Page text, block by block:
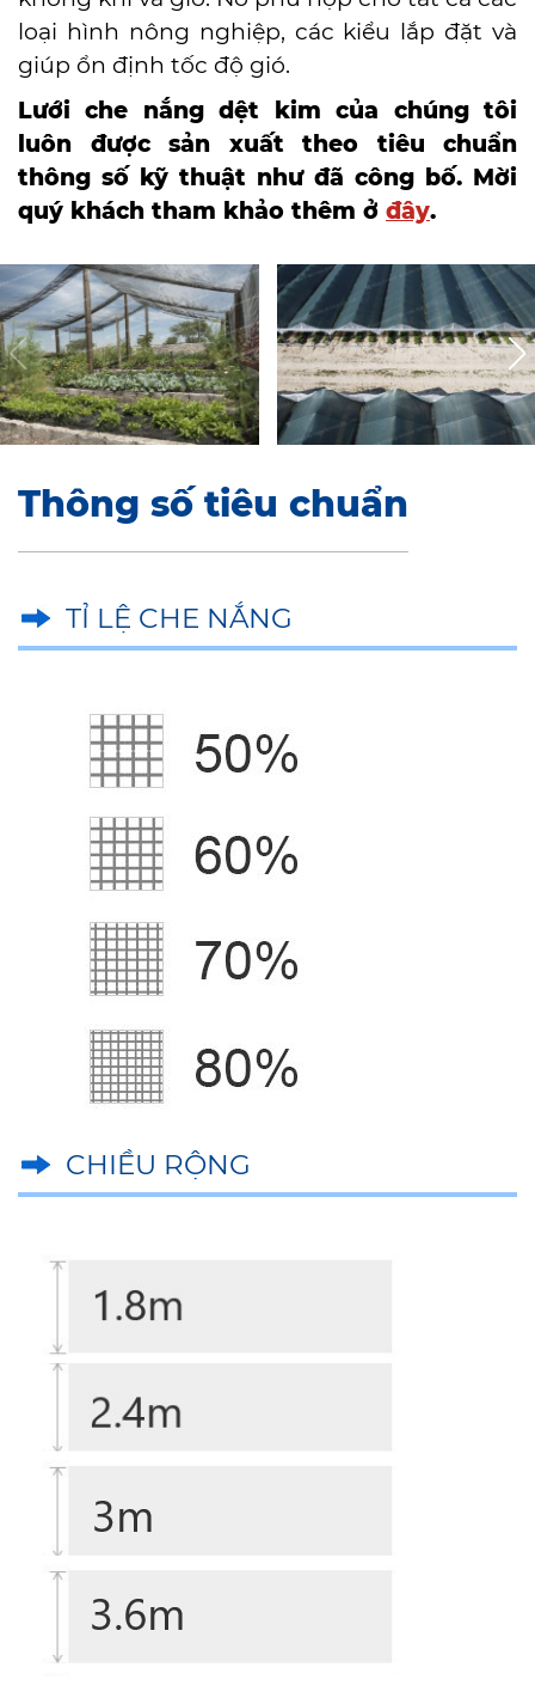
loại hình nông nghiệp, các kiểu lắp đặt và
giúp ổn định tốc độ gió.
Lưới che nắng dệt kim của chúng tôi
luôn được sản xuất theo tiêu chuẩn
thông số kỹ thuật như đã công bố. Mời
quý khách tham khảo thêm ở đây.
Thông số tiêu chuẩn
TỈ LỆ CHE NẮNG
CHIỀU RỘNG